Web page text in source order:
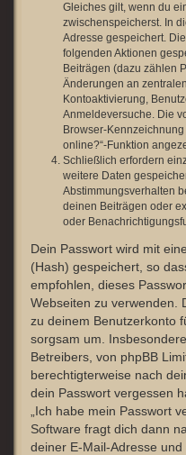
Gleiches gilt, wenn du
zwischenspeicherst. In
Adresse gespeichert.
folgenden Aktionen
Beiträgen (dazu zählen
Änderungen an
Kontoaktivierung,
Anmeldeversuche. Die
Browser-
online?“-Funktion
Schließlich erfordern
weitere Daten
Abstimmungsverhalten
deinen Beiträgen oder
oder
Dein Passwort wird mit
(Hash) gespeichert, so
empfohlen, dieses
Webseiten zu verwenden.
zu deinem Benutzerkonto
sorgsam um.
Betreibers, von phpBB
berechtigterweise nach
dein Passwort vergessen
„Ich habe mein Passwort
Software fragt dich dann
deiner E-Mail-Adresse